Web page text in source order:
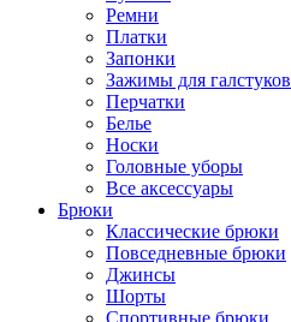
Ремни
Платки
Запонки
Зажимы для галстуков
Перчатки
Белье
Носки
Головные уборы
Все аксессуары
Брюки
Классические брюки
Повседневные брюки
Джинсы
Шорты
Спортивные брюки